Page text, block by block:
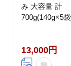
み 大容量 計
700g(140g×5
く)》茨城県 結
料無料 お菓子
13,000円